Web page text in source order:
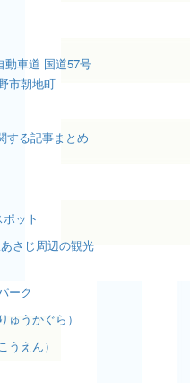
動車道 国道57号
市朝地町
する記事まとめ
ット
さじ周辺の観光
ーク
ゅうかぐら）
うえん）